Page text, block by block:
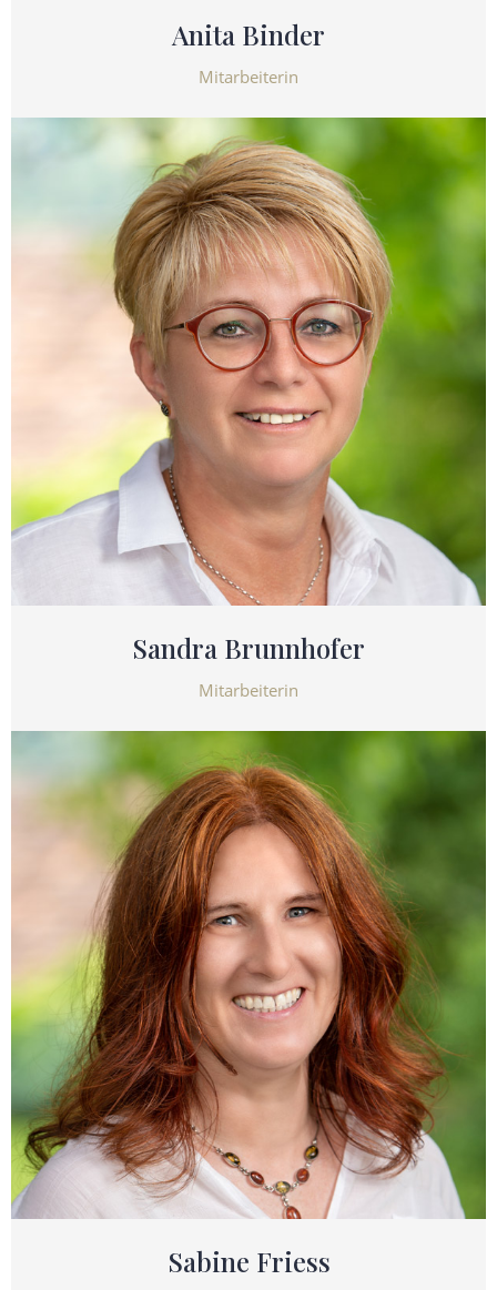
Anita Binder
Mitarbeiterin
Sandra Brunnhofer
Mitarbeiterin
Sabine Friess